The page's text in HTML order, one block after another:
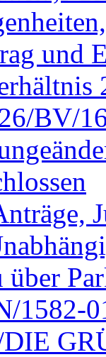
und
BV/
über
1582-